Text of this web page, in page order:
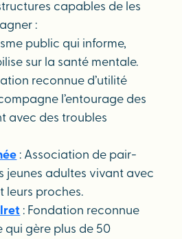
capables de les
:
public qui informe,
sur la santé mentale.
reconnue d’utilité
l’entourage des
avec des troubles
: Association de pair-
jeunes adultes vivant avec
leurs proches.
: Fondation reconnue
qui gère plus de 50